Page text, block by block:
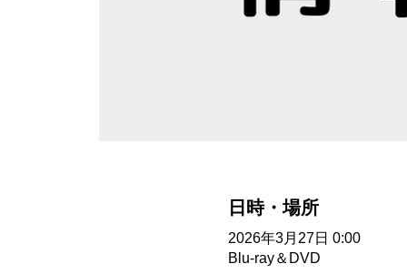
日時・場所
2026年3月27日 0:00
Blu-ray＆DVD